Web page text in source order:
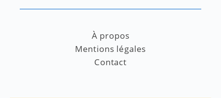
À propos
Mentions légales
Contact